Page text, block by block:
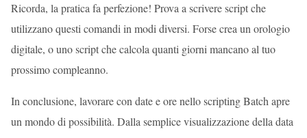
Ricorda, la pratica fa perfezione! Prova a scrivere script che
utilizzano questi comandi in modi diversi. Forse crea un orologio
digitale, o uno script che calcola quanti giorni mancano al tuo
prossimo compleanno.
In conclusione, lavorare con date e ore nello scripting Batch apre
un mondo di possibilità. Dalla semplice visualizzazione della data